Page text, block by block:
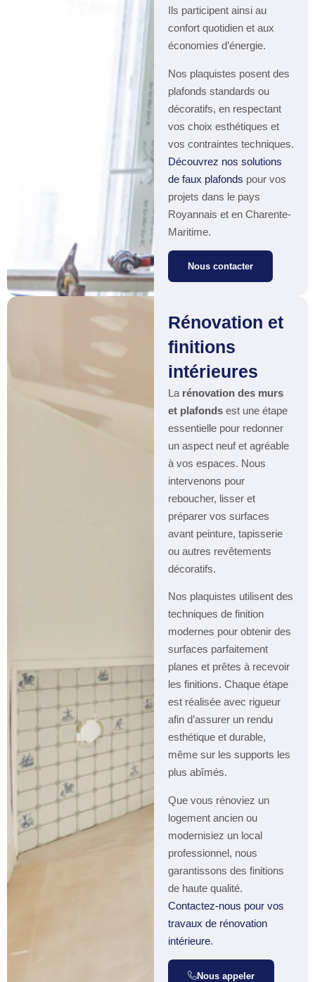
Ils participent ainsi au
confort quotidien et aux
économies d’énergie.
Nos plaquistes posent des
plafonds standards ou
décoratifs, en respectant
vos choix esthétiques et
vos contraintes techniques.
Découvrez nos solutions
de faux plafonds pour vos
projets dans le pays
Royannais et en Charente-
Maritime.
Nous contacter
Rénovation et
finitions
intérieures
La rénovation des murs
et plafondsest une étape
essentielle pour redonner
un aspect neuf et agréable
à vos espaces. Nous
intervenons pour
reboucher, lisser et
préparer vos surfaces
avant peinture, tapisserie
ou autres revêtements
décoratifs.
Nos plaquistes utilisent des
techniques de finition
modernes pour obtenir des
surfaces parfaitement
planes et prêtes à recevoir
les finitions. Chaque étape
est réalisée avec rigueur
afin d’assurer un rendu
esthétique et durable,
même sur les supports les
plus abîmés.
Que vous rénoviez un
logement ancien ou
modernisiez un local
professionnel, nous
garantissons des finitions
de haute qualité.
Contactez-nous pour vos
travaux de rénovation
intérieure.
Nous appeler